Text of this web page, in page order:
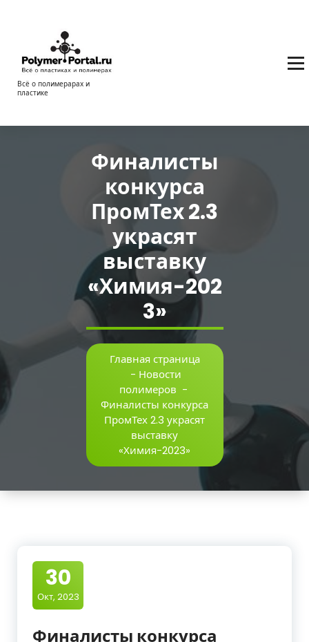
содержимому
Всё о полимерарах и
пластике
Финалисты
конкурса
ПромТех 2.3
украсят
выставку
«Химия-202
3»
Главная страница
- Новости
полимеров -
Финалисты конкурса
ПромТех 2.3 украсят
выставку
«Химия-2023»
30
Окт, 2023
Финалисты конкурса